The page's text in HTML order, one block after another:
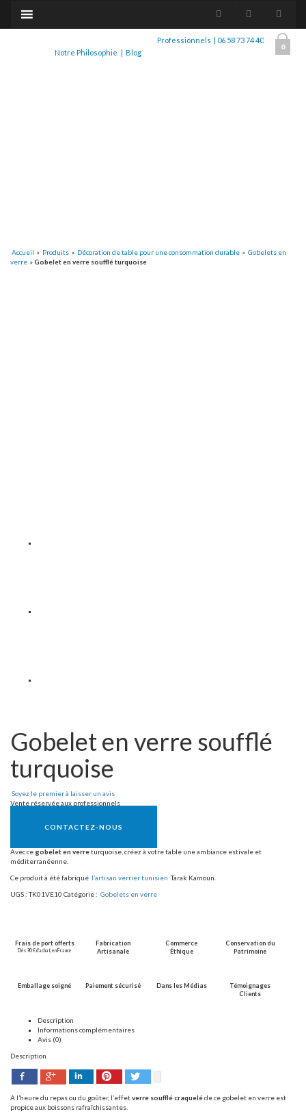
0
Notre Philosophie | Blog
Professionnels | 06 58 73 74 40
Accueil » Produits » Décoration de table pour une consommation durable » Gobelets en
verre »Gobelet en verre soufflé turquoise
Gobelet en verre soufflé
turquoise
Soyez le premier à laisser un avis
Vente réservée aux professionnels
CONTACTEZ-NOUS
Avec ce gobelet en verreturquoise, créez à votre table une ambiance estivale et
méditerranéenne.
Ce produit à été fabriqué l’artisan verrier tunisien Tarak Kamoun.
UGS :TK01VE10 Catégorie : Gobelets en verre
Frais de port offerts
Dès 90 € d’achat, en France
Fabrication
Artisanale
Commerce
Éthique
Conservation du
Patrimoine
Emballage soigné Paiement sécurisé Dans les Médias
Témoignages
Clients
Description
Informations complémentaires
Avis (0)
Description
Facebook Google+ LinkedIn Pinterest
A l’heure du repas ou du goûter, l’effetverre soufflécraqueléde ce gobelet en verre est
propice aux boissons rafraîchissantes.